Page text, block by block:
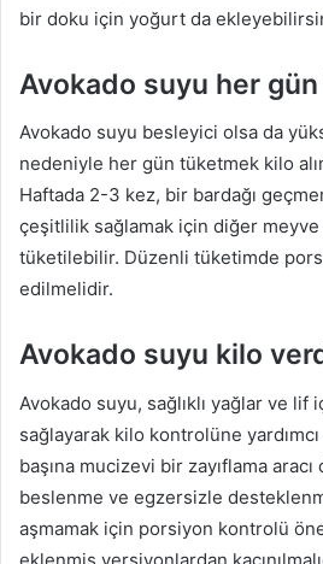
bir doku için yoğurt da
Avokado suyu her
Avokado suyu besleyici olsa da
nedeniyle her gün tüketmek kilo
Haftada 2-3 kez, bir bardağı
çeşitlilik sağlamak için diğer meyve
tüketilebilir. Düzenli tüketimde
edilmelidir.
Avokado suyu kilo
Avokado suyu, sağlıklı yağlar ve
sağlayarak kilo kontrolüne
başına mucizevi bir zayıflama
beslenme ve egzersizle
aşmamak için porsiyon kontrolü